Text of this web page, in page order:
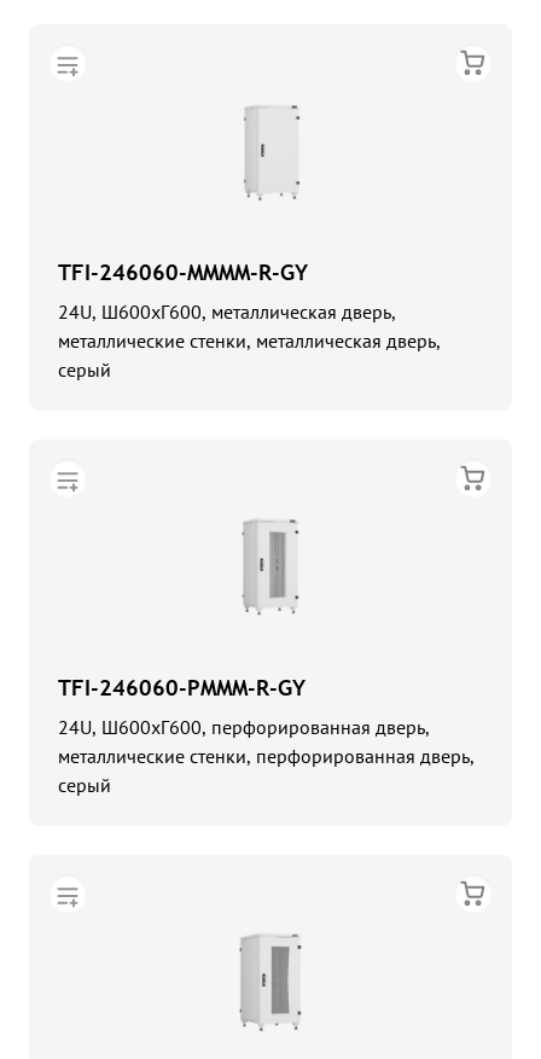
TFI-246060-MMMM-R-GY
24U, Ш600хГ600, металлическая дверь,
металлические стенки, металлическая дверь,
серый
TFI-246060-PMMM-R-GY
24U, Ш600хГ600, перфорированная дверь,
металлические стенки, перфорированная дверь,
серый